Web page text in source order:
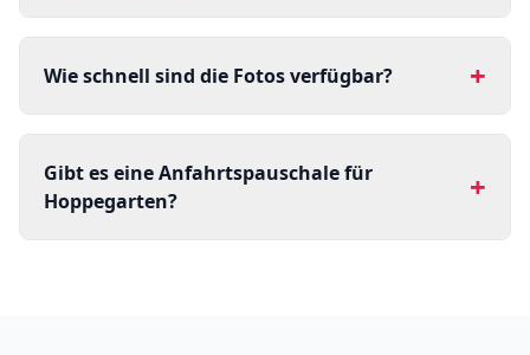
Wie schnell sind die Fotos verfügbar? +
Gibt es eine Anfahrtspauschale für
Hoppegarten?
+